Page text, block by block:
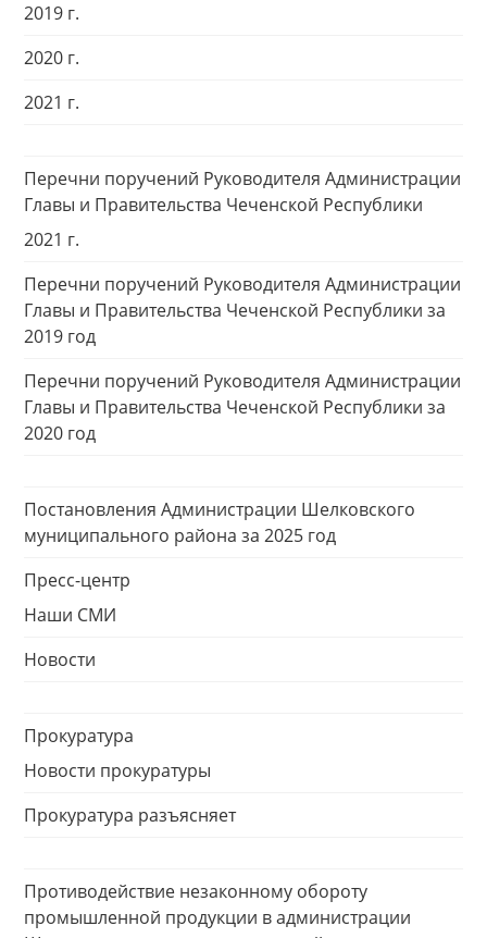
2019 г.
2020 г.
2021 г.
Перечни поручений Руководителя Администрации
Главы и Правительства Чеченской Республики
2021 г.
Перечни поручений Руководителя Администрации
Главы и Правительства Чеченской Республики за
2019 год
Перечни поручений Руководителя Администрации
Главы и Правительства Чеченской Республики за
2020 год
Постановления Администрации Шелковского
муниципального района за 2025 год
Пресс-центр
Наши СМИ
Новости
Прокуратура
Новости прокуратуры
Прокуратура разъясняет
Противодействие незаконному обороту
промышленной продукции в администрации